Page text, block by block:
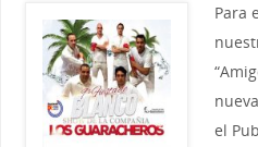
Para
el